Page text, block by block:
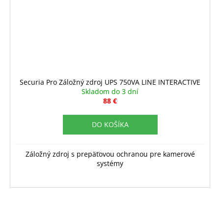
Securia Pro Záložný zdroj UPS 750VA LINE INTERACTIVE
Skladom do 3 dní
88 €
DO KOŠÍKA
Záložný zdroj s prepäťovou ochranou pre kamerové
systémy